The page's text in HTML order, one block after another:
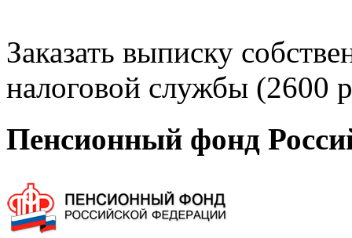
Заказать выписку
налоговой службы (2600
Пенсионный фонд